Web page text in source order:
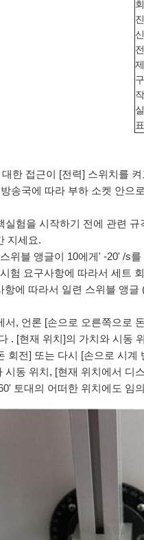
한 접근이 [전력] 스위치를
송국에 따라 부하 소켓 안으
실험을 시작하기 전에 관련
지세요.
위블 앵글이 10에게' -20' /s
험 요구사항에 따라서 세트
항에 따라서 일련 스위블 앵글
서, 언론 [손으로 오른쪽으로
. [현재 위치]의 가치와 시동
회전] 또는 다시 [손으로 시
시동 위치, [현재 위치에서 디
토대의 어떠한 위치에도 임